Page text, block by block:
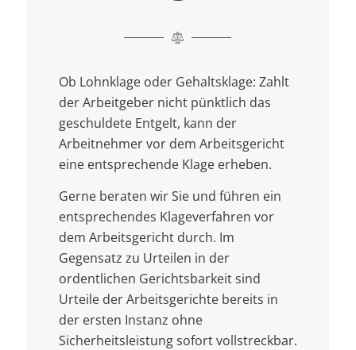
Ob Lohnklage oder Gehaltsklage: Zahlt
der Arbeitgeber nicht pünktlich das
geschuldete Entgelt, kann der
Arbeitnehmer vor dem Arbeitsgericht
eine entsprechende Klage erheben.
Gerne beraten wir Sie und führen ein
entsprechendes Klageverfahren vor
dem Arbeitsgericht durch. Im
Gegensatz zu Urteilen in der
ordentlichen Gerichtsbarkeit sind
Urteile der Arbeitsgerichte bereits in
der ersten Instanz ohne
Sicherheitsleistung sofort vollstreckbar.